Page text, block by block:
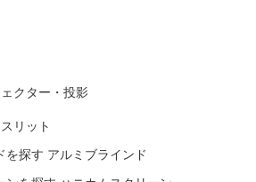
クター・投影
リット
アルミブラインド